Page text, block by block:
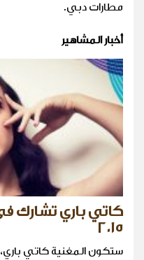
مطارات دبي.
أخبار المشاهير
كاتي باري تشارك
٢٠١٥
ستكون المغنية كاتي